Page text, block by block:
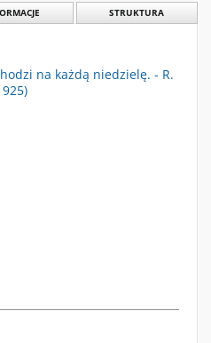
STRUKTURA
na każdą niedzielę. - R.